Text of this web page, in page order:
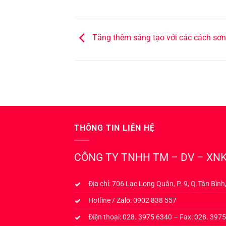
Tăng thêm sáng tạo với các cách
THÔNG TIN LIÊN HỆ
CÔNG TY TNHH TM – DV –
Địa chỉ: 706 Lạc Long Quân, P. 9, Q.Tân
Hotline / Zalo: 0902 838 557
Điện thoại: 028. 3975 6340 – Fax: 028.